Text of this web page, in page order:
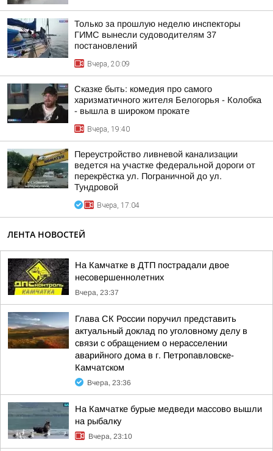
Только за прошлую неделю инспекторы
ГИМС вынесли судоводителям 37
постановлений
Вчера, 20:09
Сказке быть: комедия про самого
харизматичного жителя Белогорья - Колобка
- вышла в широком прокате
Вчера, 19:40
Переустройство ливневой канализации
ведется на участке федеральной дороги от
перекрёстка ул. Пограничной до ул.
Тундровой
Вчера, 17:04
ЛЕНТА НОВОСТЕЙ
На Камчатке в ДТП пострадали двое
несовершеннолетних
Вчера, 23:37
Глава СК России поручил представить
актуальный доклад по уголовному делу в
связи с обращением о нерасселении
аварийного дома в г. Петропавловске-
Камчатском
Вчера, 23:36
На Камчатке бурые медведи массово вышли
на рыбалку
Вчера, 23:10